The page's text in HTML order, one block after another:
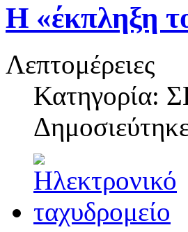
Η «έκπληξη
Λεπτομέρειες
Κατηγορία: